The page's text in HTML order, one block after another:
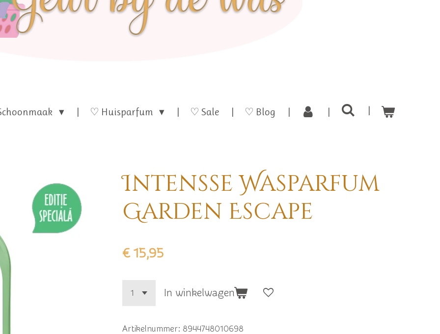
♡ Huisparfum ♡ Sale ♡ Blog
Intensse Wasparfum
Garden Escape
€ 15,95
In winkelwagen
Artikelnummer: 8944748010698